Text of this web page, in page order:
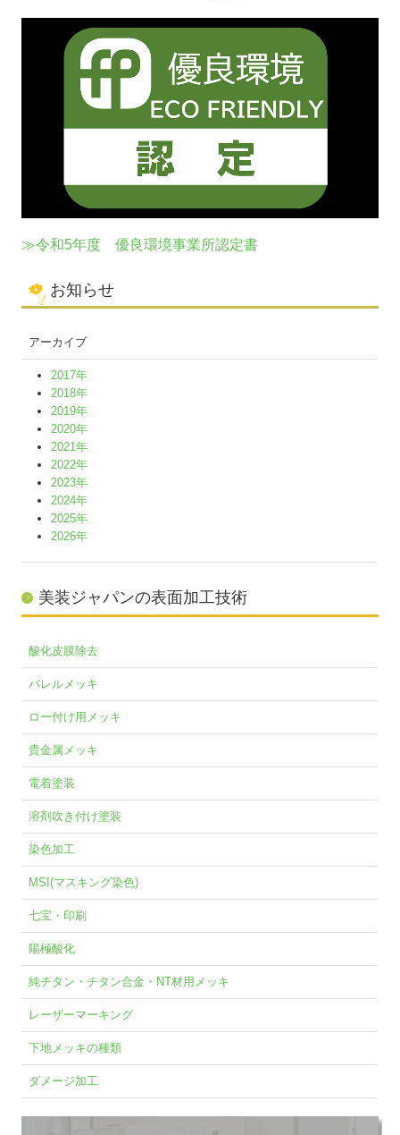
≫令和5年度 優良環境事業所認定書
お知らせ
アーカイブ
2017年
2018年
2019年
2020年
2021年
2022年
2023年
2024年
2025年
2026年
美装ジャパンの表面加工技術
酸化皮膜除去
バレルメッキ
ロー付け用メッキ
貴金属メッキ
電着塗装
溶剤吹き付け塗装
染色加工
MSI(マスキング染色)
七宝・印刷
陽極酸化
純チタン・チタン合金・NT材用メッキ
レーザーマーキング
下地メッキの種類
ダメージ加工